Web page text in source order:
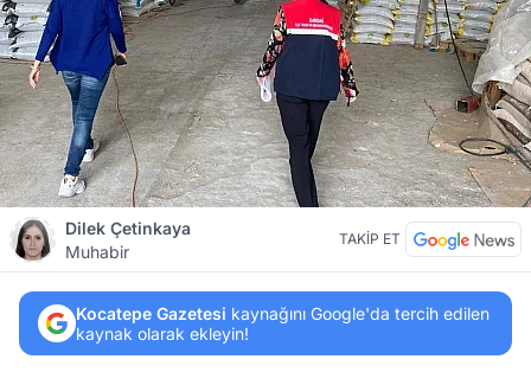
Dilek Çetinkaya
Muhabir
TAKİP ET
Kocatepe Gazetesi kaynağını Google'da tercih edilen
kaynak olarak ekleyin!